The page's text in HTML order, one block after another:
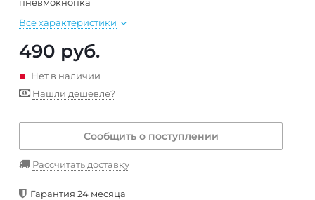
Все характеристики
490 руб.
Нет в наличии
Нашли дешевле?
Сообщить о поступлении
Рассчитать доставку
Гарантия 24 месяца